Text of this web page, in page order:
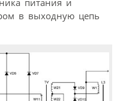
в выходную цепь